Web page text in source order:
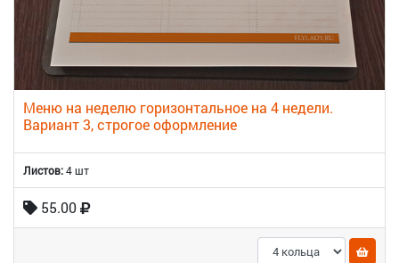
Меню на неделю горизонтальное на 4 недели.
Вариант 3, строгое оформление
Листов:4 шт
55.00